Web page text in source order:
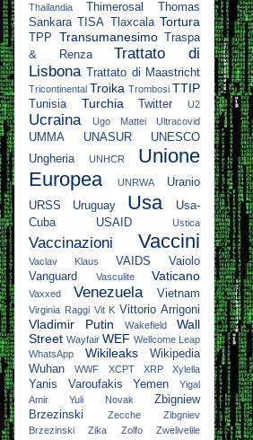
Thailandia
Thimerosal
Thomas
Sankara
TISA Tlaxcala Tortura
TPP Transumanesimo
Traspa
& Renza
Trattato di
Lisbona
Trattato di Maastricht
Tricontinental Troika Trombosi TTIP
Tunisia Turchia Twitter U2
Ucraina Ugo Mattei Ultracovid
UMMA UNASUR
UNESCO
Ungheria
UNHCR
Unione
Europea
UNRWA
Uranio
URSS
Uruguay Usa
Usa-
Cuba
USAID Ustica
Vaccinazioni Vaccini
Vaclav Klaus VAIDS
Vaiolo
Vanguard
Vasculite Vaticano
Vaxxed Venezuela Vietnam
Virginia Raggi Vit K Vittorio Arrigoni
Vladimir Putin Wakefield
Wall
Street Wayfair WEF Wellcome Leap
WhatsApp
Wikileaks
Wikipedia
Wuhan
WWF XCPT XRP Xylella
Yanis Varoufakis Yemen
Yigal
Amir
Yuli Novak
Zbigniew
Brzezinski
Zecche
Zibgniev
Brzezinski
Zika Zolfo
Zwelivelile